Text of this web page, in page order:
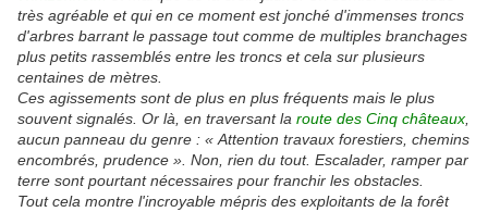
très agréable et qui en ce moment est jonché d'immenses troncs
d'arbres barrant le passage tout comme de multiples branchages
plus petits rassemblés entre les troncs et cela sur plusieurs
centaines de mètres.
Ces agissements sont de plus en plus fréquents mais le plus
souvent signalés. Or là, en traversant la route des Cinq châteaux
aucun panneau du genre : « Attention travaux forestiers, chemins
encombrés, prudence ». Non, rien du tout. Escalader, ramper par
terre sont pourtant nécessaires pour franchir les obstacles.
Tout cela montre l'incroyable mépris des exploitants de la forêt